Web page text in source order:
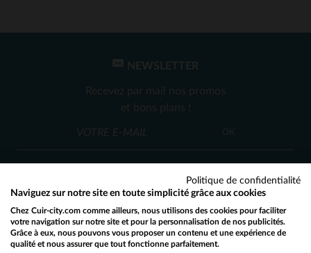
TAILLES DISPONIBLESNEWSLETTER
Recevez par mail nos promos
et bons plans !
OK
SERVICE CLIENT
Nos conseillers sont à votre écoute
Would you like to be redirected to our English site?
Politique de confidentialité
Naviguez sur notre site en toute simplicité grâce aux cookies
Chez Cuir-city.com comme ailleurs, nous utilisons des cookies pour faciliter
votre navigation sur notre site et pour la personnalisation de nos publicités.
Grâce à eux, nous pouvons vous proposer un contenu et une expérience de
qualité et nous assurer que tout fonctionne parfaitement.